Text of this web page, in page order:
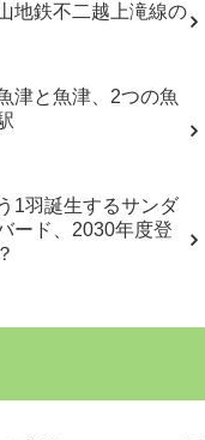
地鉄不二越上滝線の
津と魚津、2つの魚
1羽誕生するサンダ
ード、2030年度登